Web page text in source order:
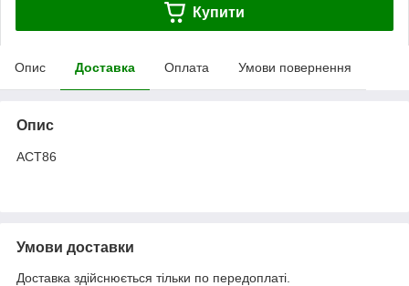
Купити
Опис Доставка Оплата Умови повернення
Опис
ACT86
Умови доставки
Доставка здійснюється тільки по передоплаті.